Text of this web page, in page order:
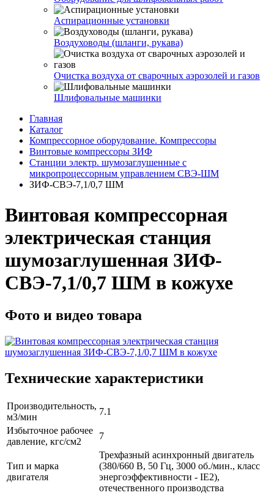
Аспирационные установки
Воздуховоды (шланги, рукава)
Очистка воздуха от сварочных аэрозолей и газов
Шлифовальные машинки
Главная
Каталог
Компрессорное оборудование. Компрессоры
Винтовые компрессоры ЗИФ
Станции электр. шумозаглушенные с
микропроцессорным управлением СВЭ-ШМ
ЗИФ-СВЭ-7,1/0,7 ШМ
Винтовая компрессорная
электрическая станция
шумозаглушенная ЗИФ-
СВЭ-7,1/0,7 ШМ в кожухе
Фото и видео товара
Технические характеристики
Производительность,
м3/мин
7.1
Избыточное рабочее
давление, кгс/см2
7
Тип и марка
двигателя
Трехфазный асинхронный двигатель
(380/660 В, 50 Гц, 3000 об./мин., класс
энергоэффективности - IE2),
отечественного производства